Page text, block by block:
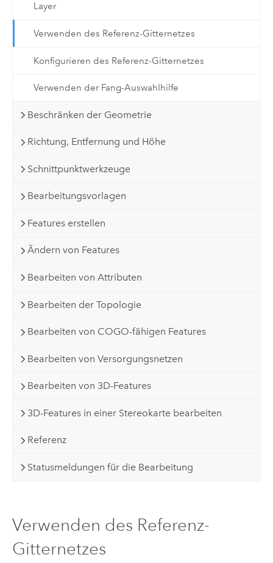
Layer
Verwenden des Referenz-Gitternetzes
Konfigurieren des Referenz-Gitternetzes
Verwenden der Fang-Auswahlhilfe
Beschränken der Geometrie
Richtung, Entfernung und Höhe
Schnittpunktwerkzeuge
Bearbeitungsvorlagen
Features erstellen
Ändern von Features
Bearbeiten von Attributen
Bearbeiten der Topologie
Bearbeiten von COGO-fähigen Features
Bearbeiten von Versorgungsnetzen
Bearbeiten von 3D-Features
3D-Features in einer Stereokarte bearbeiten
Referenz
Statusmeldungen für die Bearbeitung
Verwenden des Referenz-
Gitternetzes